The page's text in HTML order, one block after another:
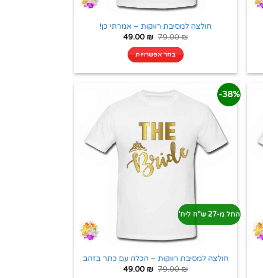
חולצה למסיבת רווקות – אמרתי כן!
79.00₪
49.00 ₪
בחר אפשרויות
38%-
החל מ-27 ש"ח ליח'
חולצה למסיבת רווקות – הכלה עם כתר בזהב
79.00₪
49.00 ₪